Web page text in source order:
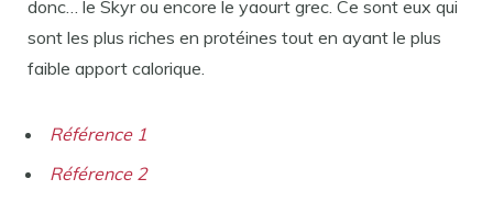
donc… le Skyr ou encore le yaourt grec. Ce sont eux qui
sont les plus riches en protéines tout en ayant le plus
faible apport calorique.
Référence 1
Référence 2